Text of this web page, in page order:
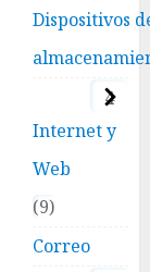
Dispositivos
4
Internet y
Web
9
Correo